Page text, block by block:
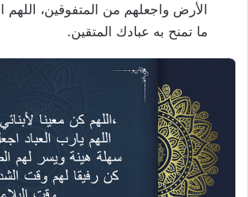
الأرض واجعلهم من المتفوقين، اللهم
ما تمنح به عبادك المتقين.